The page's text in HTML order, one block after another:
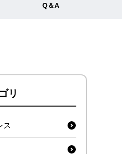
Q＆A
投資・貯蓄
お金の知識
リ
ス